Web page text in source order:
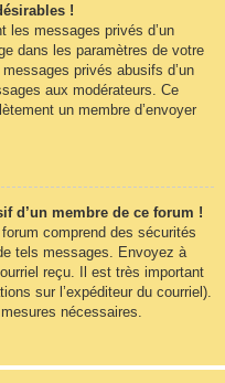
!
les messages privés d’un
dans les paramètres de votre
privés abusifs d’un
aux modérateurs. Ce
un membre d’envoyer
d’un membre de ce forum !
comprend des sécurités
tels messages. Envoyez à
reçu. Il est très important
sur l’expéditeur du courriel).
nécessaires.